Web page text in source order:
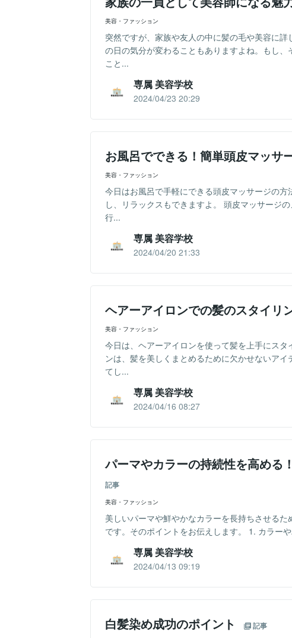
美容・ファッション
突然ですが、家族や友人の中に髪の毛や美容に
の日の気分が変わることもありますよね。もし
こと...
専属 美容学校
2024/04/23 20:29
お風呂でできる！簡単頭皮マッサ
美容・ファッション
今日はお風呂で手軽にできる頭皮マッサージの
し、リラックスもできますよ。 頭皮マッサージ
行...
専属 美容学校
2024/04/20 21:33
ヘアーアイロンでの髪のスタイリ
美容・ファッション
今日は、ヘアーアイロンを使って髪を上手にス
ンは、髪を美しくまとめるために欠かせないア
てし...
専属 美容学校
2024/04/16 08:27
パーマやカラーの持続性を高める
記事
美容・ファッション
美しいパーマや鮮やかなカラーを長持ちさせる
です。そのポイントをお伝えします。 1. カラー
専属 美容学校
2024/04/13 09:19
白髪染め成功のポイント 記事